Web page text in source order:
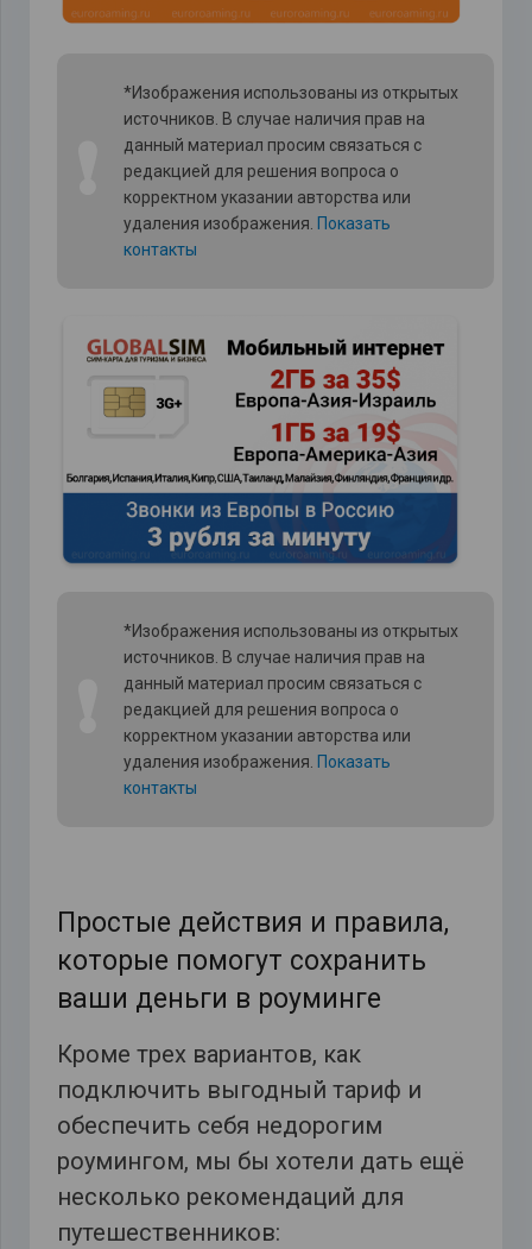
*Изображения использованы из открытых
источников. В случае наличия прав на
данный материал просим связаться с
редакцией для решения вопроса о
корректном указании авторства или
удаления изображения. Показать
контакты
*Изображения использованы из открытых
источников. В случае наличия прав на
данный материал просим связаться с
редакцией для решения вопроса о
корректном указании авторства или
удаления изображения. Показать
контакты
Простые действия и правила,
которые помогут сохранить
ваши деньги в роуминге
Кроме трех вариантов, как
подключить выгодный тариф и
обеспечить себя недорогим
роумингом, мы бы хотели дать ещё
несколько рекомендаций для
путешественников: